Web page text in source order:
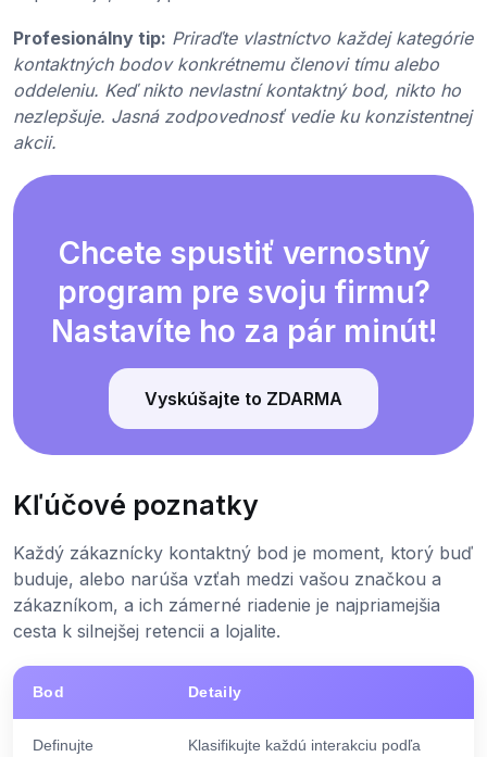
Profesionálny tip: Priraďte vlastníctvo každej kategórie
kontaktných bodov konkrétnemu členovi tímu alebo
oddeleniu. Keď nikto nevlastní kontaktný bod, nikto ho
nezlepšuje. Jasná zodpovednosť vedie ku konzistentnej
akcii.
Chcete spustiť vernostný
program pre svoju firmu?
Nastavíte ho za pár minút!
Vyskúšajte to ZDARMA
Kľúčové poznatky
Každý zákaznícky kontaktný bod je moment, ktorý buď
buduje, alebo narúša vzťah medzi vašou značkou a
zákazníkom, a ich zámerné riadenie je najpriamejšia
cesta k silnejšej retencii a lojalite.
Bod Detaily
Definujte
Klasifikujte každú interakciu podľa